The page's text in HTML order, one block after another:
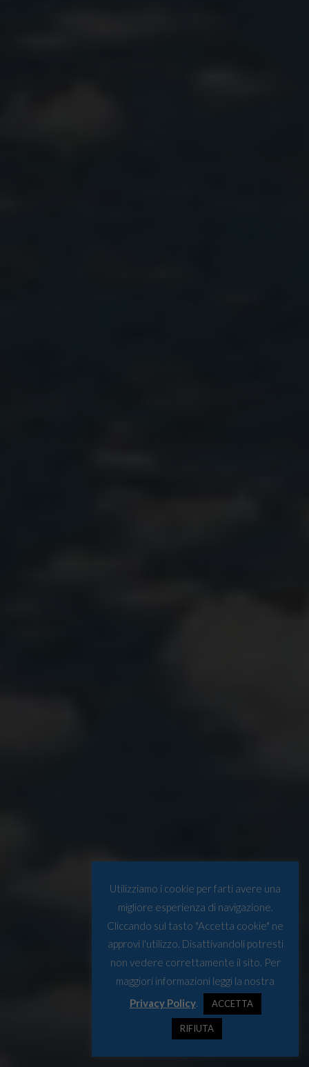
Utilizziamo i cookie per farti avere una
migliore esperienza di navigazione.
Cliccando sul tasto "Accetta cookie" ne
approvi l'utilizzo. Disattivandoli potresti
non vedere correttamente il sito. Per
maggiori informazioni leggi la nostra
Privacy Policy. ACCETTA
RIFIUTA